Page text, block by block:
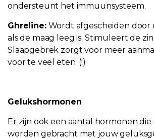
ondersteunt het immuunsysteem.
Ghreline:Wordt afgescheiden door
als de maag leeg is. Stimuleert de
Slaapgebrek zorgt voor meer
voor te veel eten. (!)
Gelukshormonen
Er zijn ook een aantal hormonen die
worden gebracht met jouw